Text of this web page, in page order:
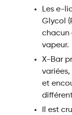
Les e-
Glycol
chacun
vapeur.
X-Bar
et
Il est